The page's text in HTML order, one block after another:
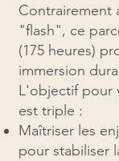
Contrairement
"flash", ce
(175 heures)
immersion
L'objectif pour
est triple :
Maîtriser les
pour stabiliser